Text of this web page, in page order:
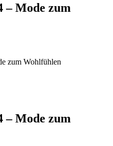
– Mode zum
zum Wohlfühlen
– Mode zum